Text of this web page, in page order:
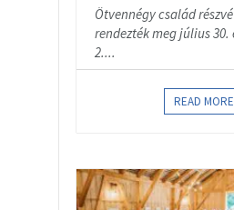
Ötvennégy család
rendezték meg július 30.
2....
READ MORE